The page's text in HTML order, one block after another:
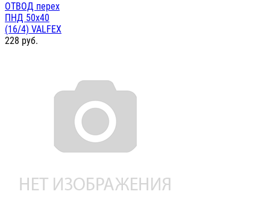
ОТВОД перех
ПНД 50х40
(16/4) VALFEX
228 руб.